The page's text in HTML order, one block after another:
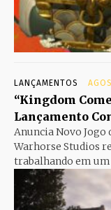
LANÇAMENTOS
“Kingdom
Lançamento
Anuncia Novo Jogo
Warhorse Studios
trabalhando em um